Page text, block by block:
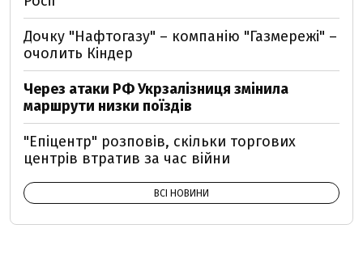
Дочку "Нафтогазу" – компанію "Газмережі" –
очолить Кіндер
Через атаки РФ Укрзалізниця змінила
маршрути низки поїздів
"Епіцентр" розповів, скільки торгових
центрів втратив за час війни
ВСІ НОВИНИ